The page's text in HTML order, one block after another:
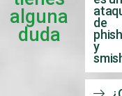
tienes
alguna
duda
es un
de
y